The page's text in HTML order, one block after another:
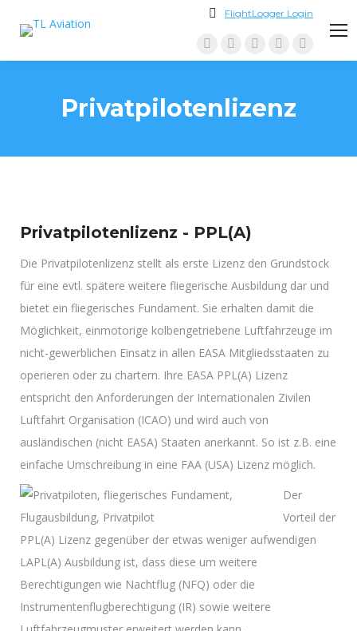
FlightLogger Login
Facebook
opens
in
window
Instagram
opens
in
window
YouTube
in
window
Linkedin
in
window
Whatsapp
window
Privatpilotenlizenz
Privatpilotenlizenz - PPL(A)
Die Privatpilotenlizenz stellt als erste Lizenz den Grundstock
für eine evtl. spätere weitere fliegerische Ausbildung dar und
bietet ein fliegerisches Fundament. Sie erhalten damit die
Möglichkeit, einmotorige kolbengetriebene Luftfahrzeuge im
nicht-gewerblichen Einsatz in allen EASA Mitgliedsstaaten zu
operieren oder zu chartern. Ihre EASA PPL(A) Lizenz
entspricht den Anforderungen der Internationalen Zivilen
Luftfahrt Organisation (ICAO) und wird auch von
ausländischen (nicht EASA) Staaten anerkannt. So ist z.B. eine
einfache Umschreibung in eine FAA (USA) Lizenz möglich.
Der
Vorteil der
PPL(A) Lizenz gegenüber der etwas weniger aufwendigen
LAPL(A) Ausbildung ist, dass diese um weitere
Berechtigungen wie Nachtflug (NFQ) oder die
Instrumentenflugberechtigung (IR) sowie weitere